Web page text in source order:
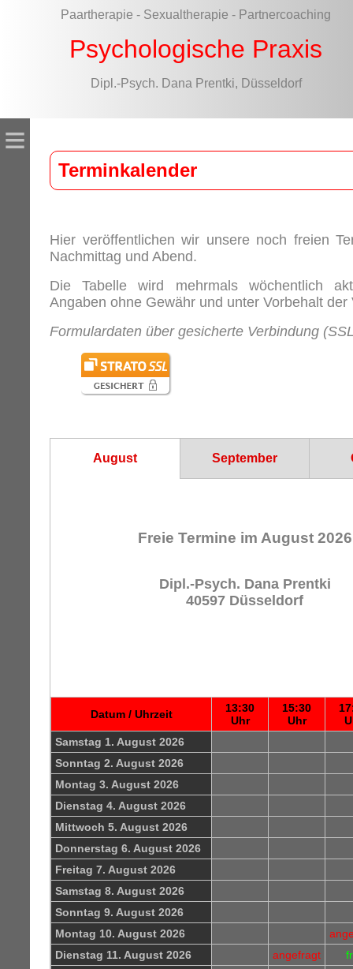
Paartherapie - Sexualtherapie - Partnercoaching
Psychologische Praxis
Dipl.-Psych. Dana Prentki, Düsseldorf
≡
Terminkalender
Hier veröffentlichen wir unsere noch freien
Nachmittag und Abend.
Die Tabelle wird mehrmals wöchentlich
Angaben ohne Gewähr und unter Vorbehalt der
Formulardaten über gesicherte Verbindung
August September
Freie Termine im August 2026
Dipl.-Psych. Dana Prentki
40597 Düsseldorf
Datum / Uhrzeit
13:30
Uhr
15:30
Uhr
Samstag 1. August 2026
Sonntag 2. August 2026
Montag 3. August 2026
Dienstag 4. August 2026
Mittwoch 5. August 2026
Donnerstag 6. August 2026
Freitag 7. August 2026
Samstag 8. August 2026
Sonntag 9. August 2026
Montag 10. August 2026
Dienstag 11. August 2026
angefragt